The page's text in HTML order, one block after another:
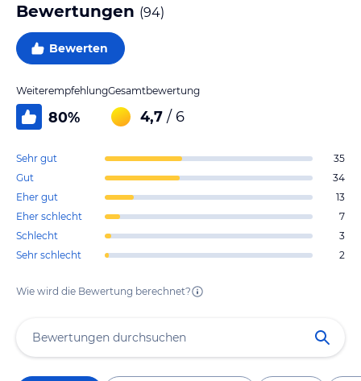
Bewertungen (94)
Bewerten
Weiterempfehlung
80%
Gesamtbewertung
4,7 / 6
Sehr gut
35
Gut
34
Eher gut
13
Eher schlecht
7
Schlecht
3
Sehr schlecht
2
Wie wird die Bewertung berechnet?